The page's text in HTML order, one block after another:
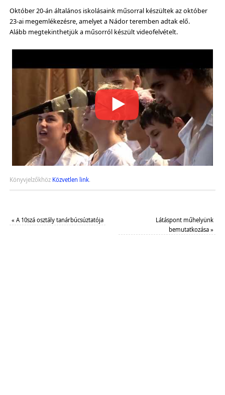
Október 20-án általános iskolásaink műsorral készültek az október
23-ai megemlékezésre, amelyet a Nádor teremben adtak elő.
Alább megtekinthetjük a műsorról készült videofelvételt.
Könyvjelzőkhöz Közvetlen link.
« A 10szá osztály tanárbúcsúztatója
Látáspont műhelyünk
bemutatkozása»